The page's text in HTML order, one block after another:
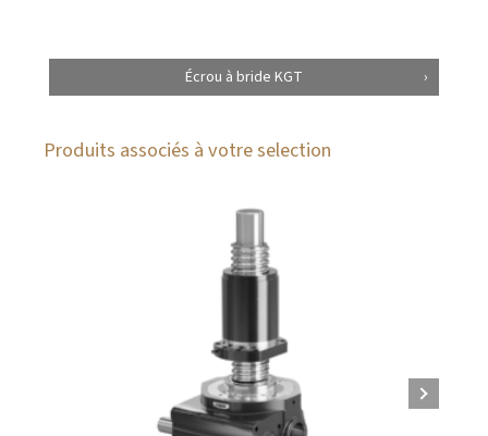
Écrou à bride KGT
Produits associés à votre selection